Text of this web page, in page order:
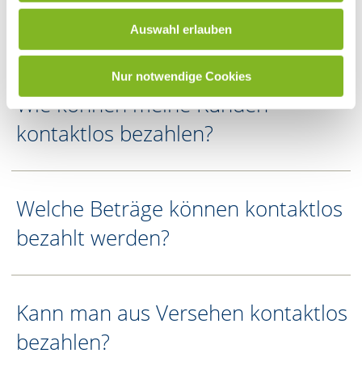
Auswahl erlauben
Nur notwendige Cookies
Wie können meine Kunden
kontaktlos bezahlen?
Welche Beträge können kontaktlos
bezahlt werden?
Kann man aus Versehen kontaktlos
bezahlen?